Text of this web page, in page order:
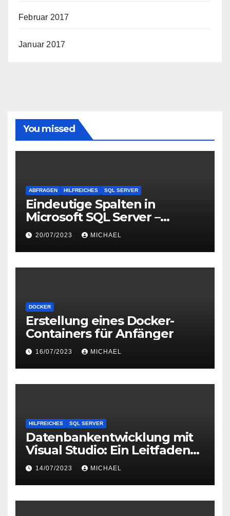
Februar 2017
Januar 2017
You missed
ABFRAGEN HILFREICHES SQL SERVER
Eindeutige Spalten in
Microsoft SQL Server –
Verwendung von UNIQUE
Constraints
20/07/2023 MICHAEL
DOCKER
Erstellung eines Docker-
Containers für Anfänger
16/07/2023 MICHAEL
HILFREICHES SQL SERVER
Datenbankentwicklung mit
Visual Studio: Ein Leitfaden
zur Einrichtung und
Konfiguration
14/07/2023 MICHAEL